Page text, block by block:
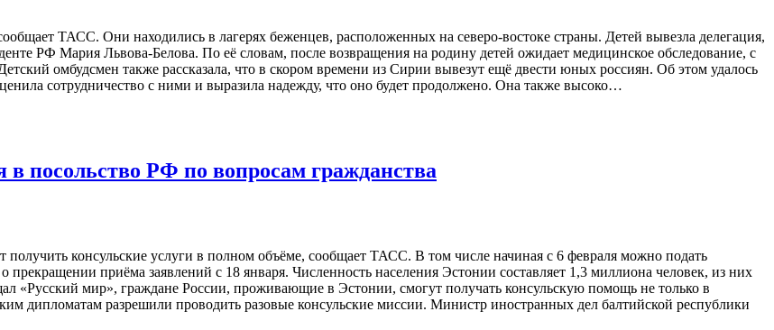
ТАСС. Они находились в лагерях беженцев, расположенных на северо-востоке страны. Детей вывезла делегация,
РФ Мария Львова-Белова. По её словам, после возвращения на родину детей ожидает медицинское обследование, с
омбудсмен также рассказала, что в скором времени из Сирии вывезут ещё двести юных россиян. Об этом удалось
сотрудничество с ними и выразила надежду, что оно будет продолжено. Она также высоко…
в посольство РФ по вопросам гражданства
консульские услуги в полном объёме, сообщает ТАСС. В том числе начиная с 6 февраля можно подать
прекращении приёма заявлений с 18 января. Численность населения Эстонии составляет 1,3 миллиона человек, из них
«Русский мир», граждане России, проживающие в Эстонии, смогут получать консульскую помощь не только в
дипломатам разрешили проводить разовые консульские миссии. Министр иностранных дел балтийской республики